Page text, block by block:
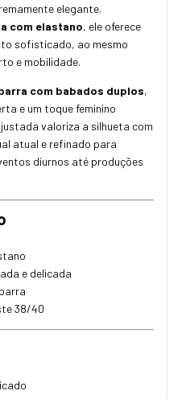
elegante.
com elastano, ele oferece
sofisticado, ao mesmo
e mobilidade.
com babados duplos,
e um toque feminino
valoriza a silhueta com
atual e refinado para
diurnos até produções
e delicada
38/40